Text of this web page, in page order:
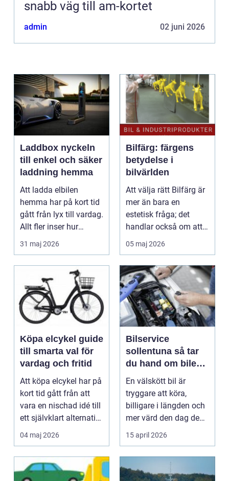
snabb väg till am-kortet
admin 02 juni 2026
Laddbox nyckeln
till enkel och säker
laddning hemma
Att ladda elbilen
hemma har på kort tid
gått från lyx till vardag.
Allt fler inser hur
smidigt det ä...
31 maj 2026
Bilfärg: färgens
betydelse i
bilvärlden
Att välja rätt Bilfärg är
mer än bara en
estetisk fråga; det
handlar också om att
förstå hur val av ...
05 maj 2026
Köpa elcykel guide
till smarta val för
vardag och fritid
Att köpa elcykel har på
kort tid gått från att
vara en nischad idé till
ett självklart alternativ
fö...
04 maj 2026
Bilservice
sollentuna så tar
du hand om bilen
på rätt sätt
En välskött bil är
tryggare att köra,
billigare i längden och
mer värd den dag den
ska säljas. Många...
15 april 2026